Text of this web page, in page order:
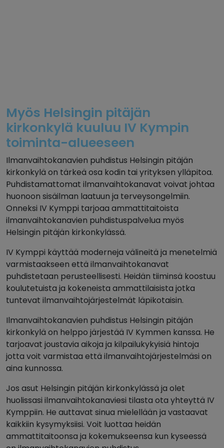
Myös Helsingin pitäjän
kirkonkylä kuuluu IV Kympin
toiminta-alueeseen
Ilmanvaihtokanavien puhdistus Helsingin pitäjän
kirkonkylä on tärkeä osa kodin tai yrityksen ylläpitoa.
Puhdistamattomat ilmanvaihtokanavat voivat johtaa
huonoon sisäilman laatuun ja terveysongelmiin.
Onneksi IV Kymppi tarjoaa ammattitaitoista
ilmanvaihtokanavien puhdistuspalvelua myös
Helsingin pitäjän kirkonkylässä.
IV Kymppi käyttää moderneja välineitä ja menetelmiä
varmistaakseen että ilmanvaihtokanavat
puhdistetaan perusteellisesti. Heidän tiiminsä koostuu
koulutetuista ja kokeneista ammattilaisista jotka
tuntevat ilmanvaihtojärjestelmät läpikotaisin.
Ilmanvaihtokanavien puhdistus Helsingin pitäjän
kirkonkylä on helppo järjestää IV Kymmen kanssa. He
tarjoavat joustavia aikoja ja kilpailukykyisiä hintoja
jotta voit varmistaa että ilmanvaihtojärjestelmäsi on
aina kunnossa.
Jos asut Helsingin pitäjän kirkonkylässä ja olet
huolissasi ilmanvaihtokanaviesi tilasta ota yhteyttä IV
Kymppiin. He auttavat sinua mielellään ja vastaavat
kaikkiin kysymyksiisi. Voit luottaa heidän
ammattitaitoonsa ja kokemukseensa kun kyseessä